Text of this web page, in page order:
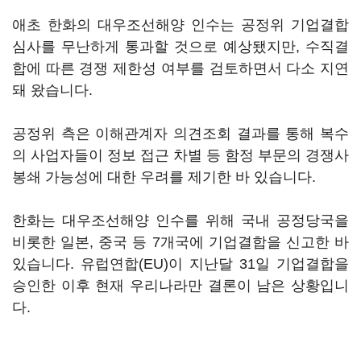
애초 한화의 대우조선해양 인수는 공정위 기업결합
심사를 무난하게 통과할 것으로 예상됐지만, 수직결
합에 따른 경쟁 제한성 여부를 검토하면서 다소 지연
돼 왔습니다.
공정위 측은 이해관계자 의견조회 결과를 통해 복수
의 사업자들이 정보 접근 차별 등 함정 부문의 경쟁사
봉쇄 가능성에 대한 우려를 제기한 바 있습니다.
한화는 대우조선해양 인수를 위해 국내 공정당국을
비롯한 일본, 중국 등 7개국에 기업결합을 신고한 바
있습니다. 유럽연합(EU)이 지난달 31일 기업결합을
승인한 이후 현재 우리나라만 결론이 남은 상황입니
다.